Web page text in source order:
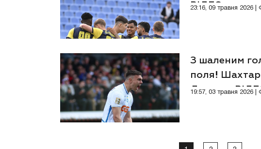
ВІДЕО
Відео
23:16, 09 травня 2026
З шаленим
поля! Шахтар
Динамо.
19:57, 03 травня 2026